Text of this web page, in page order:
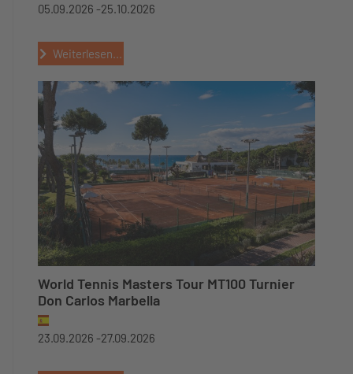
05.09.2026 -25.10.2026
Weiterlesen...
World Tennis Masters Tour MT100 Turnier
Don Carlos Marbella
23.09.2026 -27.09.2026